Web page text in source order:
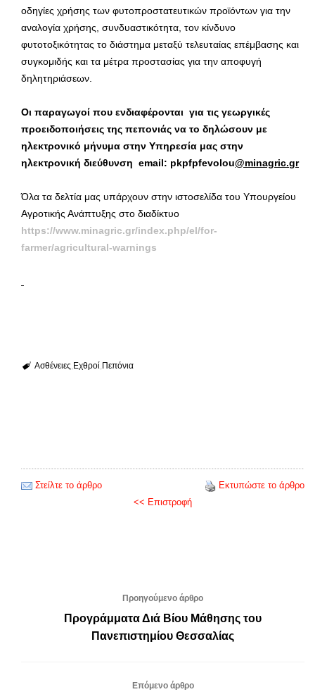
οδηγίες χρήσης των φυτοπροστατευτικών προϊόντων για την
αναλογία χρήσης, συνδυαστικότητα, τον κίνδυνο
φυτοτοξικότητας το διάστημα μεταξύ τελευταίας επέμβασης και
συγκομιδής και τα μέτρα προστασίας για την αποφυγή
δηλητηριάσεων.
Οι παραγωγοί που ενδιαφέρονται για τις γεωργικές
προειδοποιήσεις της πεπονιάς να το δηλώσουν με
ηλεκτρονικό μήνυμα στην Υπηρεσία μας στην
ηλεκτρονική διεύθυνση email: pkpfpfevolou@minagric.gr
Όλα τα δελτία μας υπάρχουν στην ιστοσελίδα του Υπουργείου
Αγροτικής Ανάπτυξης στο διαδίκτυο
https://www.minagric.gr/index.php/el/for-
farmer/agricultural-warnings
Ασθένειες Εχθροί Πεπόνια
Στείλτε το άρθρο
Εκτυπώστε το άρθρο
<< Επιστροφή
Προηγούμενο άρθρο
Προγράμματα Διά Βίου Μάθησης του
Πανεπιστημίου Θεσσαλίας
Επόμενο άρθρο